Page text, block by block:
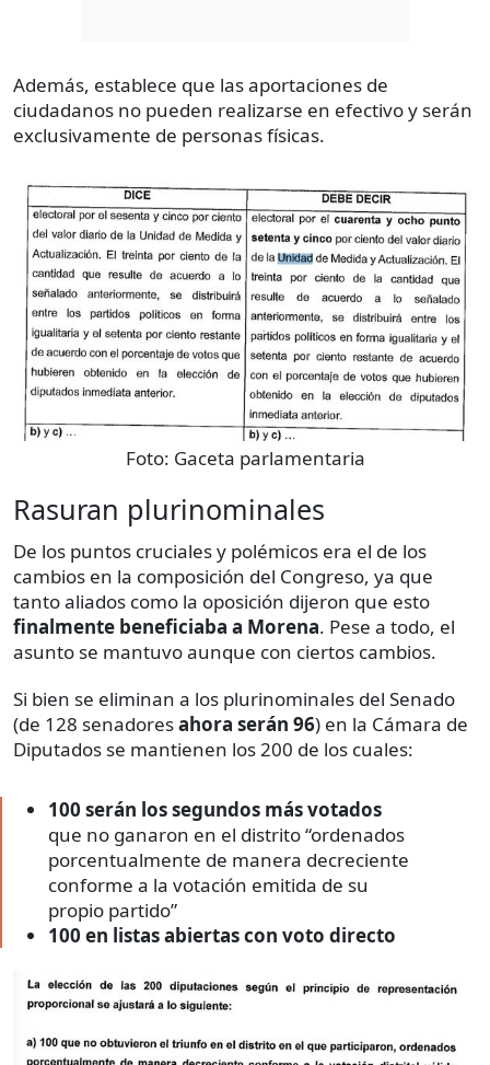
Además, establece que las aportaciones de
ciudadanos no pueden realizarse en efectivo y serán
exclusivamente de personas físicas.
Foto: Gaceta parlamentaria
Rasuran plurinominales
De los puntos cruciales y polémicos era el de los
cambios en la composición del Congreso, ya que
tanto aliados como la oposición dijeron que esto
finalmente beneficiaba a Morena. Pese a todo, el
asunto se mantuvo aunque con ciertos cambios.
Si bien se eliminan a los plurinominales del Senado
(de 128 senadoresahora serán 96) en la Cámara de
Diputados se mantienen los 200 de los cuales:
100 serán los segundos más votados
que no ganaron en el distrito “ordenados
porcentualmente de manera decreciente
conforme a la votación emitida de su
propio partido”
100 en listas abiertas con voto directo